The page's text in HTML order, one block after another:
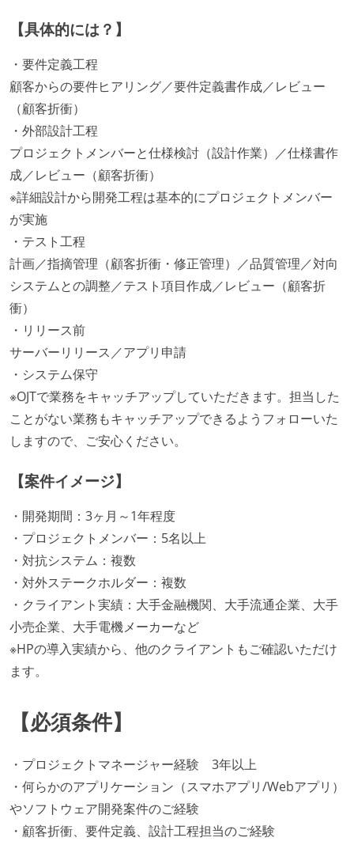
【具体的には？】
・要件定義工程
顧客からの要件ヒアリング／要件定義書作成／レビュー
（顧客折衝）
・外部設計工程
プロジェクトメンバーと仕様検討（設計作業）／仕様書作
成／レビュー（顧客折衝）
※詳細設計から開発工程は基本的にプロジェクトメンバー
が実施
・テスト工程
計画／指摘管理（顧客折衝・修正管理）／品質管理／対向
システムとの調整／テスト項目作成／レビュー（顧客折
衝）
・リリース前
サーバーリリース／アプリ申請
・システム保守
※OJTで業務をキャッチアップしていただきます。担当した
ことがない業務もキャッチアップできるようフォローいた
しますので、ご安心ください。
【案件イメージ】
・開発期間：3ヶ月～1年程度
・プロジェクトメンバー：5名以上
・対抗システム：複数
・対外ステークホルダー：複数
・クライアント実績：大手金融機関、大手流通企業、大手
小売企業、大手電機メーカーなど
※HPの導入実績から、他のクライアントもご確認いただけ
ます。
【必須条件】
・プロジェクトマネージャー経験 3年以上
・何らかのアプリケーション（スマホアプリ/Webアプリ）
やソフトウェア開発案件のご経験
・顧客折衝、要件定義、設計工程担当のご経験